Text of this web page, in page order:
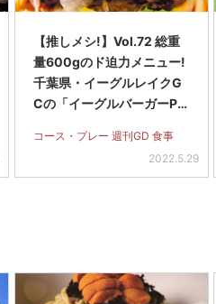
【推しメシ!】Vol.72 総重
量600gのド迫力メニュー!
千葉県・イーグルレイクG
Cの「イーグルバーガーPa
コース・プレー 週刊GD 食事
2022.5.29